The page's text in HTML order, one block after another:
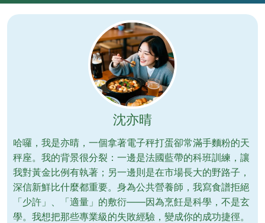
沈亦晴
哈囉，我是亦晴，一個拿著電子秤打蛋卻常滿手麵粉的天
秤座。我的背景很分裂：一邊是法國藍帶的科班訓練，讓
我對黃金比例有執著；另一邊則是在市場長大的野路子，
深信新鮮比什麼都重要。身為公共營養師，我寫食譜拒絕
「少許」、「適量」的敷衍——因為烹飪是科學，不是玄
學。我想把那些專業級的失敗經驗，變成你的成功捷徑。